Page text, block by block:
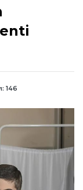
146